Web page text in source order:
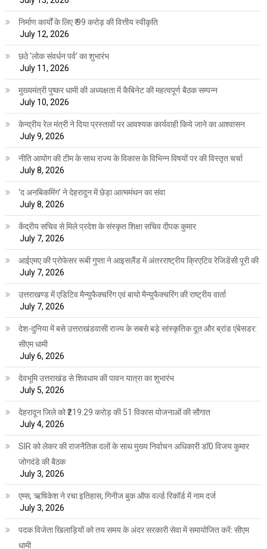
निर्माण कार्यों के लिए ₹ 99 करोड़ की वित्तीय स्वीकृति
July 12, 2026
छठे ‘लोक संवर्धन पर्व’ का शुभारंभ
July 11, 2026
मुख्यमंत्री पुष्कर धामी की अध्यक्षता में कैबिनेट की महत्वपूर्ण बैठक सम्पन्न
July 10, 2026
केन्द्रीय रेल मंत्री ने दिया प्रस्तावों पर आवश्यक कार्यवाही किये जाने का आश्वासन
July 9, 2026
नीति आयोग की टीम के साथ राज्य के विकास के विभिन्न विषयों पर की विस्तृत चर्चा
July 8, 2026
‘द अनबिकमिंग’ ने देहरादून में छेड़ा आत्ममंथन का संवा
July 8, 2026
केंद्रीय सचिव से मिले प्रदेश के संस्कृत शिक्षा सचिव दीपक कुमार
July 7, 2026
आईएमए की प्रोफेसर रूबी गुप्ता ने आइसलैंड में अंतरराष्ट्रीय क्रिएटिव रेजिडेंसी पूरी की
July 7, 2026
उत्तराखण्ड में एडिटिव मैन्युफैक्चरिंग एवं बायो मैन्युफैक्चरिंग की राष्ट्रीय वार्ता
July 7, 2026
देश-दुनिया में बसे उत्तराखंडवासी राज्य के सबसे बड़े सांस्कृतिक दूत और ब्रांड एंबेसडर:
सीएम धामी
July 6, 2026
देवभूमि उत्तराखंड से शिवधाम की पावन यात्रा का शुभारंभ
July 5, 2026
देहरादून जिले को ₹219.29 करोड़ की 51 विकास योजनाओं की सौगात
July 4, 2026
SIR को लेकर की राजनैतिक दलों के साथ मुख्य निर्वाचन अधिकारी डॉ0 विजय कुमार
जोगदंडे की बैठक
July 3, 2026
एम्स, ऋषिकेश ने रचा इतिहास, गिनीज बुक ऑफ वर्ल्ड रिकॉर्ड में नाम दर्ज
July 3, 2026
पदक विजेता खिलाड़ियों को तय समय के अंदर सरकारी सेवा में समायोजित करें: सीएम
धामी